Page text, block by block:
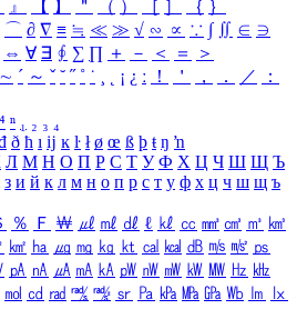
』 【 】 ＂ （ ） ［ ］ ｛ ｝
⌒ ∂ ∇ ≡ ≒ ≪ ≫ √ ∽ ∝ ∵ ∫ ∬ ∈ ∋
⇔ ∀ ∃ ∮ ∑ ∏ ＋ － ＜ ＝
＞
∼ ´ ～ ˇ ˘ ˝ ˚ ˙ ¸ ¡ ¿ ː ！ ＇ ， ． ／
：
⁴ ⁿ ₁ ₂ ₃ ₄
ð ħ ı ĳ ĸ ŀ ł ø œ ß þ ŧ ŋ ŉ
Л М Н О П Р С Т У Ф Х Ц Ч Ш Щ Ъ
з и й к л м н о п р с т у ф х ц ч ш щ ъ
％ Ｆ ￦ ㎕ ㎖ ㎗ ℓ ㎘ ㏄ ㎣ ㎤ ㎥ ㎦
㎢ ㏊ ㎍ ㎎ ㎏ ㏏ ㎈ ㎉ ㏈ ㎧ ㎨ ㎰
㎀ ㎁ ㎂ ㎃ ㎄ ㎺ ㎻ ㎽ ㎾ ㎿ ㎐ ㎑
㏖ ㏅ ㎭ ㎮ ㎯ ㏛ ㎩ ㎪ ㎫ ㎬ ㏝ ㏐
㏓